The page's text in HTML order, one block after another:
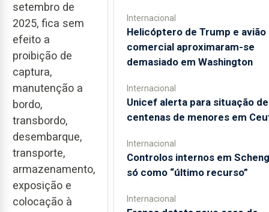
setembro de
2025, fica sem
efeito a
proibição de
captura,
manutenção a
bordo,
transbordo,
desembarque,
transporte,
armazenamento,
exposição e
colocação à
Internacional
Helicóptero de Trump e avião
comercial aproximaram-se
demasiado em Washington
Internacional
Unicef alerta para situação de
centenas de menores em
Internacional
Controlos internos em
só como “último recurso”
Internacional